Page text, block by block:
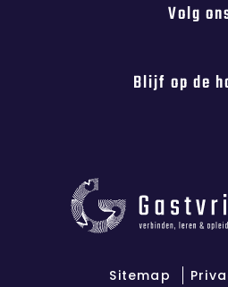
Volg
Blijf op de
Sitemap